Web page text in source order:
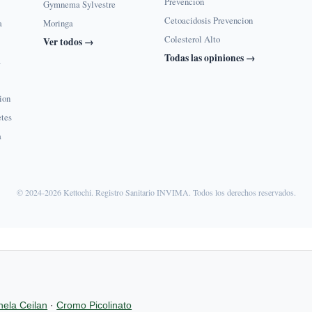
Gymnema Sylvestre
Moringa
Ver todos →
Cetoacidosis Prevencion
Colesterol Alto
Todas las opiniones →
© 2024-2026 Kettochi. Registro Sanitario INVIMA. Todos los derechos reservados.
Ceilan ·Cromo Picolinato